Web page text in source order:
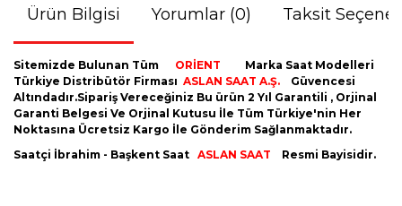
Ürün Bilgisi Yorumlar (0) Taksit
Sitemizde Bulunan Tüm ORİENT
Marka Saat Modelleri
Türkiye Distribütör Firması ASLAN SAAT A.Ş.
Güvencesi
Altındadır.Sipariş Vereceğiniz Bu ürün 2 Yıl Garantili , Orjinal
Garanti Belgesi Ve Orjinal Kutusu İle Tüm Türkiye'nin Her
Noktasına Ücretsiz Kargo İle Gönderim Sağlanmaktadır.
Saatçi İbrahim - Başkent Saat ASLAN SAAT Resmi Bayisidir.